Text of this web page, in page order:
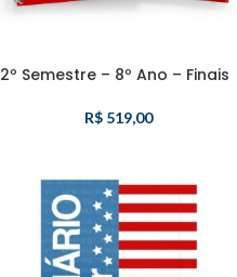
2º Semestre – 8º Ano – Finais
R$ 519,00